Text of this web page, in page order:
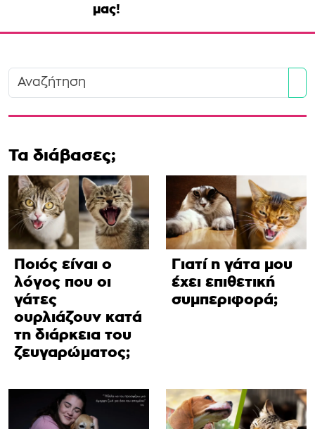
μας!
Τα διάβασες;
Ποιός είναι ο
λόγος που οι
γάτες
ουρλιάζουν κατά
τη διάρκεια του
ζευγαρώματος;
Γιατί η γάτα μου
έχει επιθετική
συμπεριφορά;